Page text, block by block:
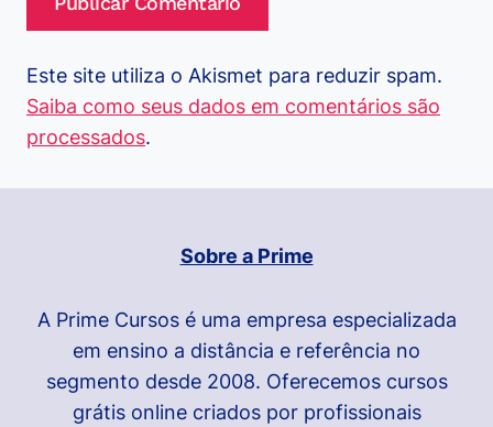
Este site utiliza o Akismet para reduzir spam.
Saiba como seus dados em comentários são
processados.
Sobre a Prime
A Prime Cursos é uma empresa especializada
em ensino a distância e referência no
segmento desde 2008. Oferecemos cursos
grátis online criados por profissionais